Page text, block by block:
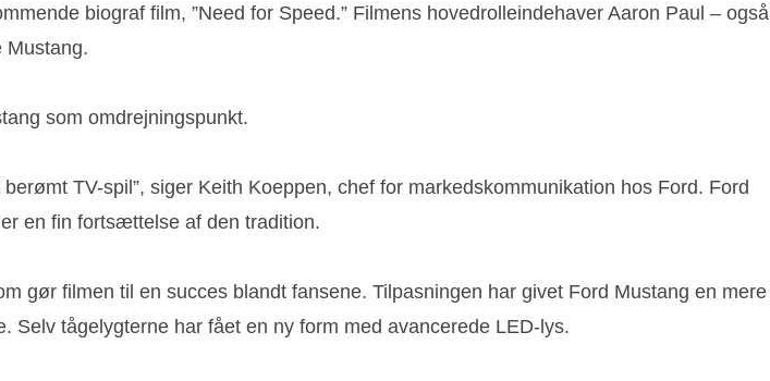
biograf film, ”Need for Speed.” Filmens hovedrolleindehaver Aaron Paul – også
Mustang.
som omdrejningspunkt.
TV-spil”, siger Keith Koeppen, chef for markedskommunikation hos Ford. Ford
en fin fortsættelse af den tradition.
gør filmen til en succes blandt fansene. Tilpasningen har givet Ford Mustang en mere
tågelygterne har fået en ny form med avancerede LED-lys.